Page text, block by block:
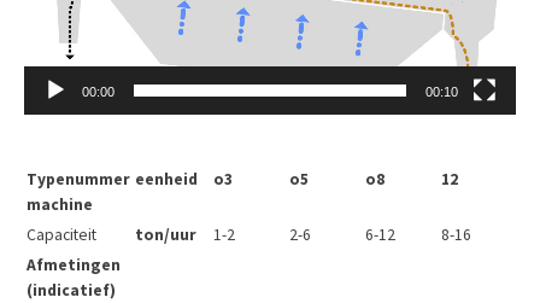
00:00 00:10
Typenummer
machine
eenheid o3 o5 o8 12
Capaciteit ton/uur 1-2 2-6 6-12
8-16
Afmetingen
(indicatief)